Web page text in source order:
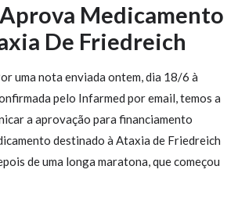
Medicamento
De Friedreich
uma nota enviada ontem, dia 18/6 à
pelo Infarmed por email, temos a
a aprovação para financiamento
destinado à Ataxia de Friedreich
de uma longa maratona, que começou